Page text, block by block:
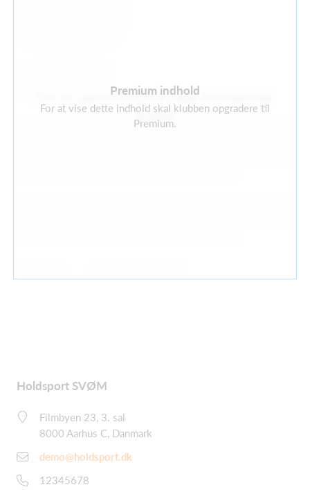
Premium indhold
For at vise dette indhold skal klubben opgradere til
Premium.
Der er i øjeblikket ikke nogle fremhævede
profiler
Holdsport SVØM
Filmbyen 23, 3. sal
8000 Aarhus C, Danmark
demo@holdsport.dk
12345678